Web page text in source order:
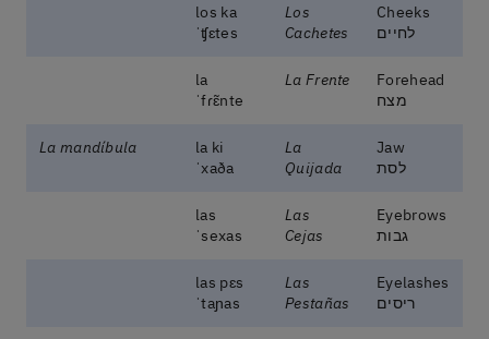
Cheeks
לחיים
Los
Cachetes
los ka
ˈʧɛtes
Forehead
מצח
La Frente
la
ˈfɾɛ̃nte
Jaw
לסת
La
Quijada
la ki
ˈxaða
La mandíbula
Eyebrows
גבות
Las
Cejas
las
ˈsexas
Eyelashes
ריסים
Las
Pestañas
las pɛs
ˈtaɲas